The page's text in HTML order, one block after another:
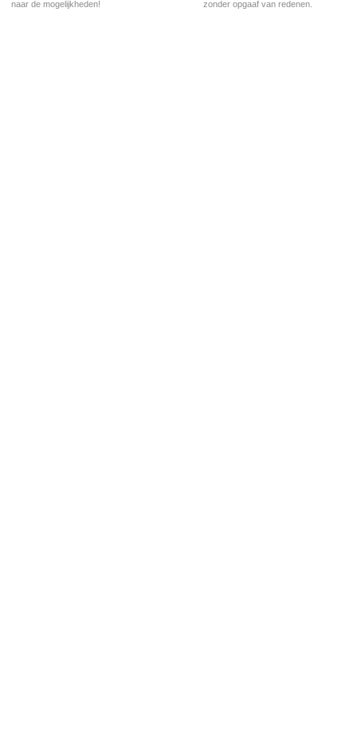
naar de mogelijkheden! zonder opgaaf van redenen.